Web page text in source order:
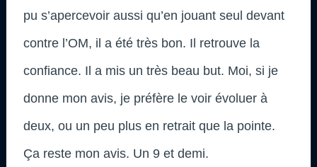
pu s’apercevoir aussi qu’en jouant seul devant
contre l’OM, il a été très bon. Il retrouve la
confiance. Il a mis un très beau but. Moi, si je
donne mon avis, je préfère le voir évoluer à
deux, ou un peu plus en retrait que la pointe.
Ça reste mon avis. Un 9 et demi.